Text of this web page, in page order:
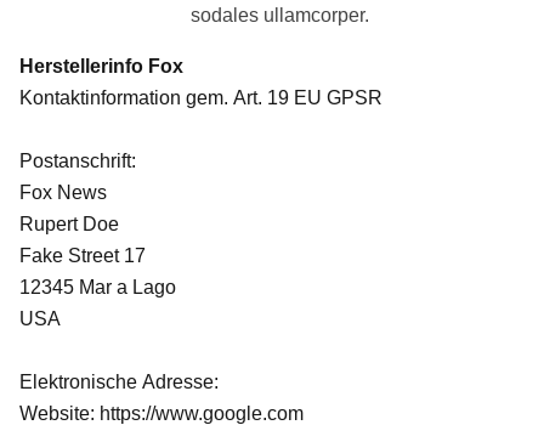
sodales ullamcorper.
Herstellerinfo Fox
Kontaktinformation gem. Art. 19 EU GPSR
Postanschrift:
Fox News
Rupert Doe
Fake Street 17
12345 Mar a Lago
USA
Elektronische Adresse:
Website: https://www.google.com